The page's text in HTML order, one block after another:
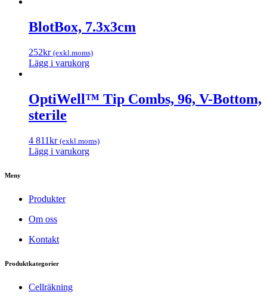
BlotBox, 7.3x3cm
252kr (exkl.moms)
Lägg i varukorg
OptiWell™ Tip Combs, 96, V-Bottom,
sterile
4 811kr (exkl.moms)
Lägg i varukorg
Meny
Produkter
Om oss
Kontakt
Produktkategorier
Cellräkning